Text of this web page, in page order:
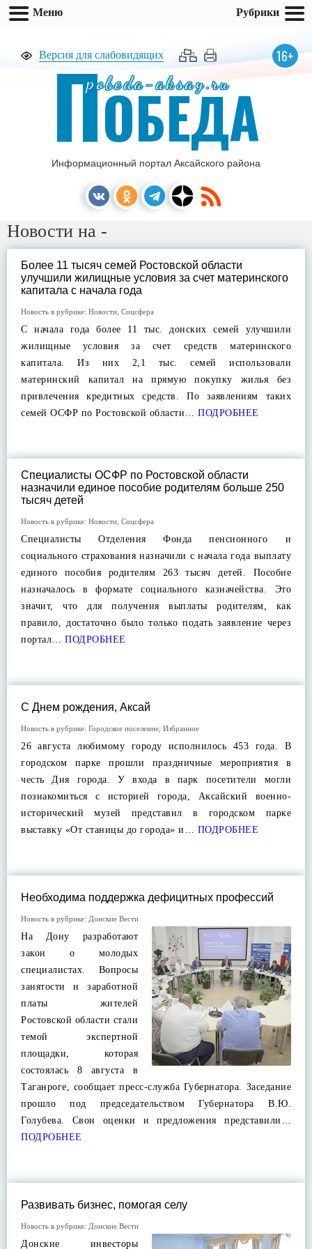
Версия для слабовидящих 16+
pobeda-aksay.ru
ПОБЕДА
Информационный портал Аксайского района
Новости на -
Более 11 тысяч семей Ростовской области
улучшили жилищные условия за счет материнского
капитала с начала года
Новость в рубрике: Новости Соцсфера
С начала года более 11 тыс. донских семей улучшили
жилищные условия за счет средств материнского
капитала. Из них 2,1 тыс. семей использовали
материнский капитал на прямую покупку жилья без
привлечения кредитных средств. По заявлениям таких
семей ОСФР по Ростовской области… ПОДРОБНЕЕ
Специалисты ОСФР по Ростовской области
назначили единое пособие родителям больше 250
тысяч детей
Новость в рубрике: Новости Соцсфера
Специалисты Отделения Фонда пенсионного и
социального страхования назначили с начала года выплату
единого пособия родителям 263 тысяч детей. Пособие
назначалось в формате социального казначейства. Это
значит, что для получения выплаты родителям, как
правило, достаточно было только подать заявление через
портал… ПОДРОБНЕЕ
С Днем рождения, Аксай
Новость в рубрике: Городское поселение Избранное
26 августа любимому городу исполнилось 453 года. В
городском парке прошли праздничные мероприятия в
честь Дня города. У входа в парк посетители могли
познакомиться с историей города, Аксайский военно-
исторический музей представил в городском парке
выставку «От станицы до города» и… ПОДРОБНЕЕ
Необходима поддержка дефицитных профессий
Новость в рубрике: Донские Вести
На Дону разработают
закон о молодых
специалистах. Вопросы
занятости и заработной
платы жителей
Ростовской области стали
темой экспертной
площадки, которая
состоялась 8 августа в
Таганроге, сообщает пресс-служба Губернатора. Заседание
прошло под председательством Губернатора В.Ю.
Голубева. Свои оценки и предложения представили…
ПОДРОБНЕЕ
Развивать бизнес, помогая селу
Новость в рубрике: Донские Вести
Донские инвесторы
Меню Рубрики